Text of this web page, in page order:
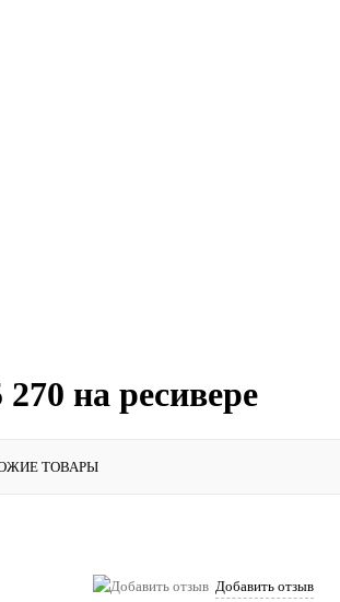
на ресивере
ТОВАРЫ
Добавить отзыв